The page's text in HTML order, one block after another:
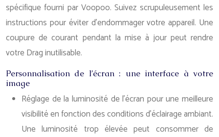
spécifique fourni par Voopoo. Suivez scrupuleusement les
instructions pour éviter d’endommager votre appareil. Une
coupure de courant pendant la mise à jour peut rendre
votre Drag inutilisable.
Personnalisation de l’écran : une interface à votre
image
Réglage de la luminosité de l’écran pour une meilleure
visibilité en fonction des conditions d’éclairage ambiant.
Une luminosité trop élevée peut consommer de